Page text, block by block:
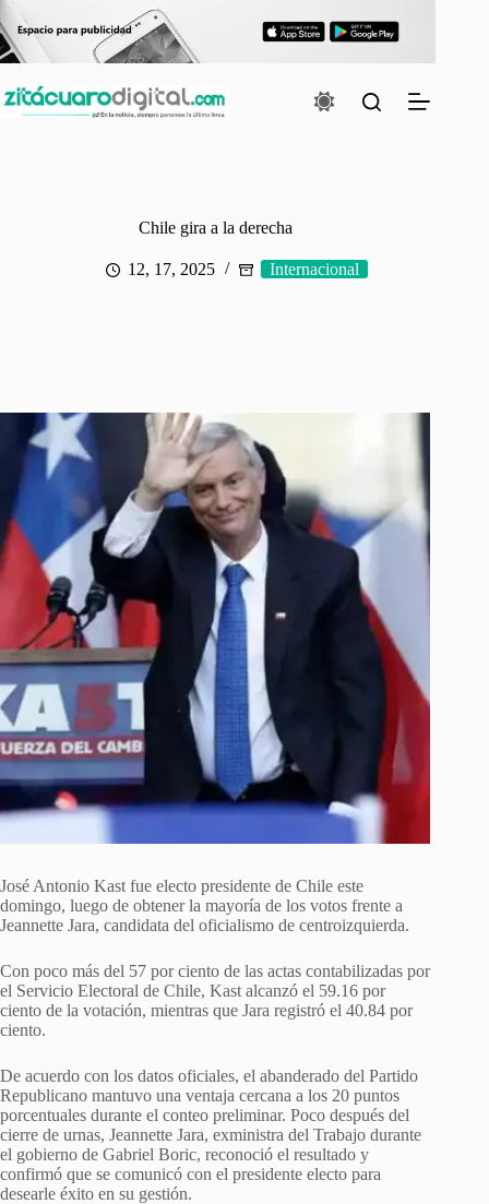
al
contenido
Chile gira a la derecha
12, 17, 2025 Internacional
José Antonio Kast fue electo presidente de Chile este
domingo, luego de obtener la mayoría de los votos frente a
Jeannette Jara, candidata del oficialismo de centroizquierda.
Con poco más del 57 por ciento de las actas contabilizadas por
el Servicio Electoral de Chile, Kast alcanzó el 59.16 por
ciento de la votación, mientras que Jara registró el 40.84 por
ciento.
De acuerdo con los datos oficiales, el abanderado del Partido
Republicano mantuvo una ventaja cercana a los 20 puntos
porcentuales durante el conteo preliminar. Poco después del
cierre de urnas, Jeannette Jara, exministra del Trabajo durante
el gobierno de Gabriel Boric, reconoció el resultado y
confirmó que se comunicó con el presidente electo para
desearle éxito en su gestión.